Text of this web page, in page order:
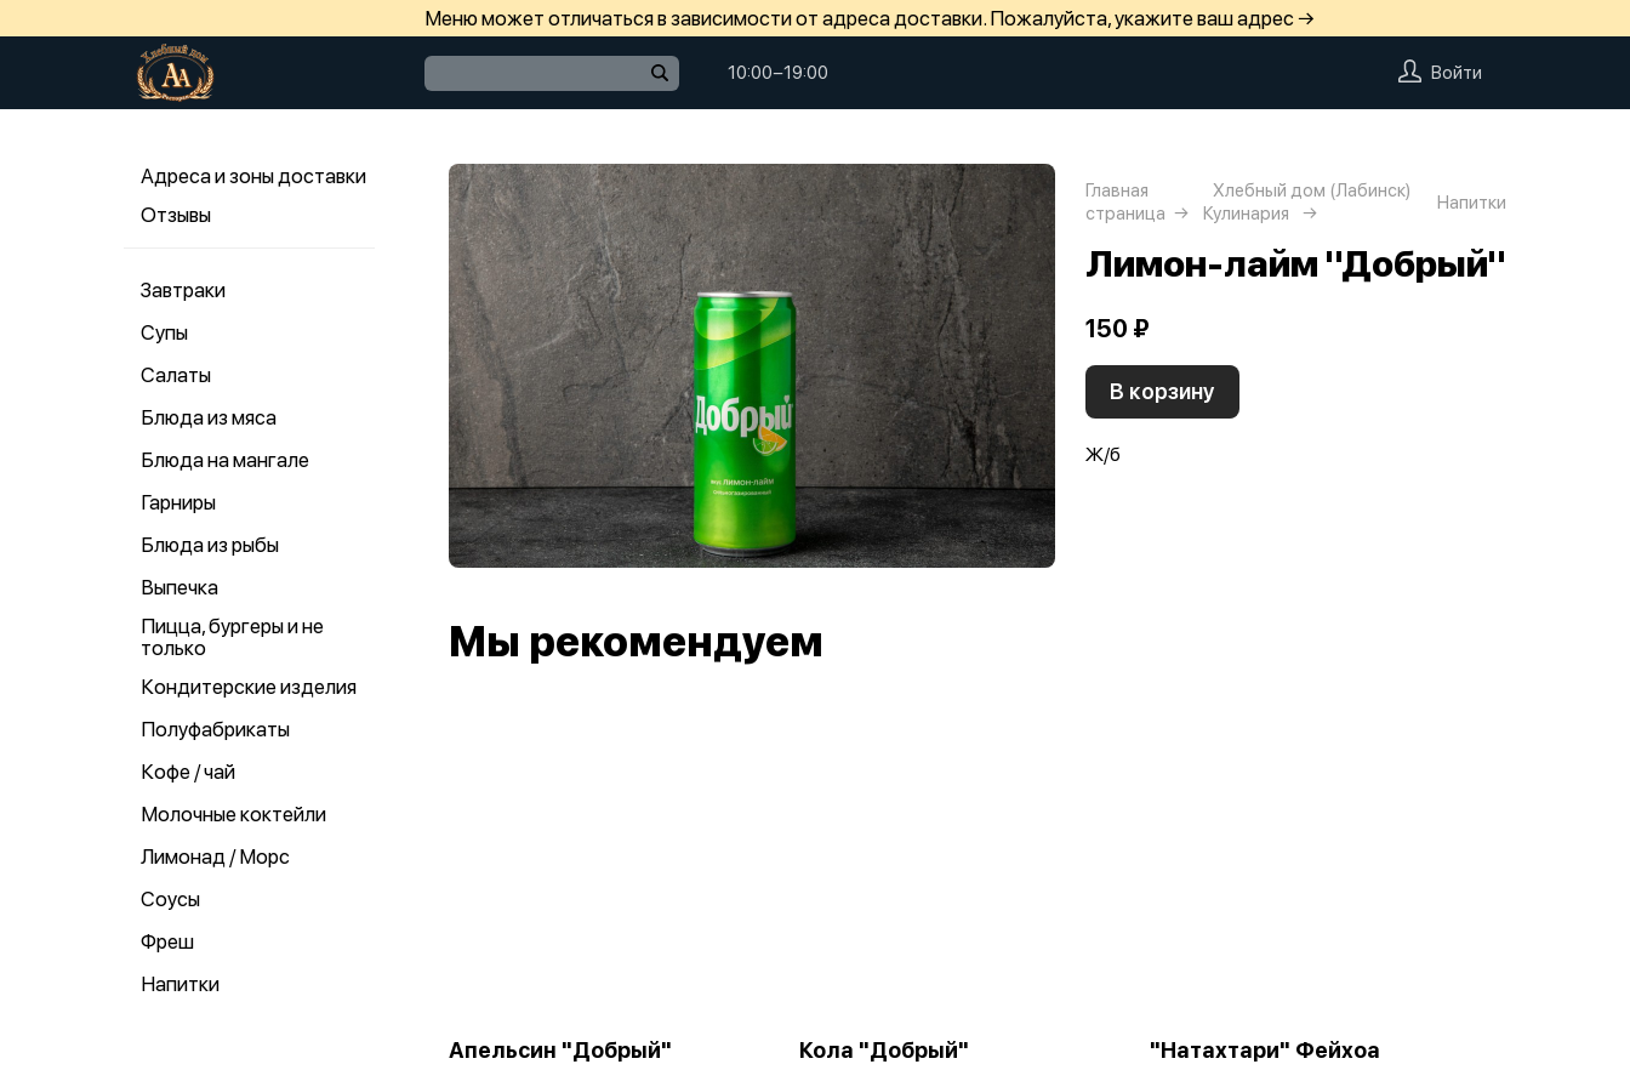
Меню может отличаться в зависимости от адреса доставки. Пожалуйста, укажите ваш адрес →
10:00−19:00 Войти
Адреса и зоны доставки
Отзывы
Завтраки
Супы
Салаты
Блюда из мяса
Блюда на мангале
Гарниры
Блюда из рыбы
Выпечка
Пицца, бургеры и не
только
Кондитерские изделия
Полуфабрикаты
Кофе / чай
Молочные коктейли
Лимонад / Морс
Соусы
Фреш
Напитки
Главная
страница
Хлебный дом (Лабинск)
Кулинария
Напитки
Лимон-лайм "Добрый"
150 ₽
В корзину
Ж/б
Мы рекомендуем
Апельсин "Добрый" Кола "Добрый" "Натахтари" Фейхоа